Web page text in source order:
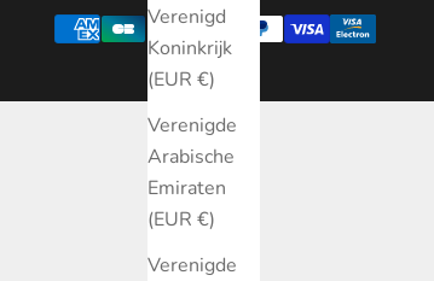
Verenigd
Koninkrijk
(EUR €)
Verenigde
Arabische
Emiraten
(EUR €)
Verenigde